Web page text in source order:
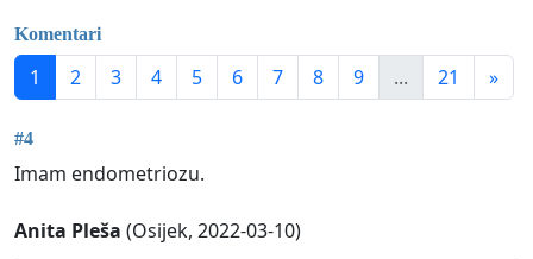
Komentari
1 2 3 4 5 6 7 8 9 ... 21 »
#4
Imam endometriozu.
Anita Pleša (Osijek, 2022-03-10)